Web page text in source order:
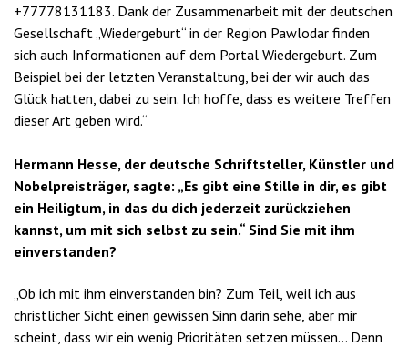
+77778131183. Dank der Zusammenarbeit mit der deutschen
Gesellschaft „Wiedergeburt“ in der Region Pawlodar finden
sich auch Informationen auf dem Portal Wiedergeburt. Zum
Beispiel bei der letzten Veranstaltung, bei der wir auch das
Glück hatten, dabei zu sein. Ich hoffe, dass es weitere Treffen
dieser Art geben wird.“
Hermann Hesse, der deutsche Schriftsteller, Künstler und
Nobelpreisträger, sagte: „Es gibt eine Stille in dir, es gibt
ein Heiligtum, in das du dich jederzeit zurückziehen
kannst, um mit sich selbst zu sein.“ Sind Sie mit ihm
einverstanden?
„Ob ich mit ihm einverstanden bin? Zum Teil, weil ich aus
christlicher Sicht einen gewissen Sinn darin sehe, aber mir
scheint, dass wir ein wenig Prioritäten setzen müssen… Denn